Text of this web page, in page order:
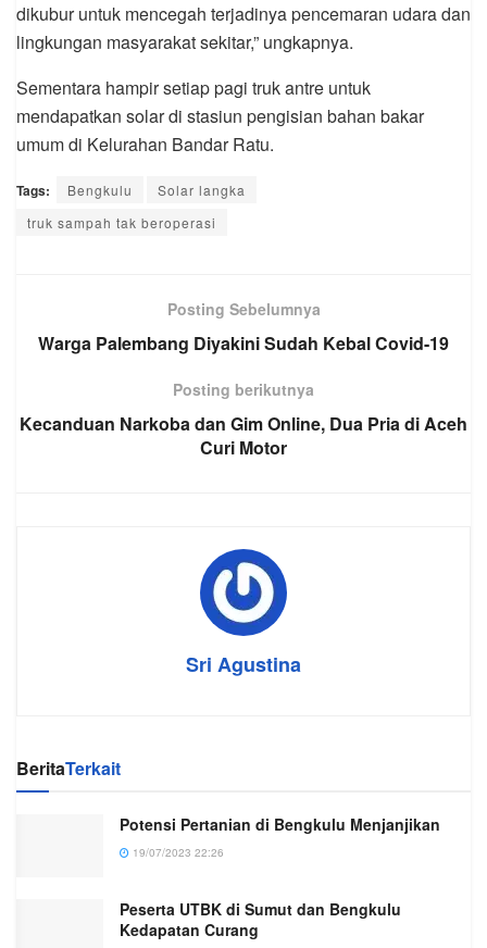
dikubur untuk mencegah terjadinya pencemaran udara dan
lingkungan masyarakat sekitar,” ungkapnya.
Sementara hampir setiap pagi truk antre untuk
mendapatkan solar di stasiun pengisian bahan bakar
umum di Kelurahan Bandar Ratu.
Tags: Bengkulu
Solar langka
truk sampah tak beroperasi
Posting Sebelumnya
Warga Palembang Diyakini Sudah Kebal Covid-19
Posting berikutnya
Kecanduan Narkoba dan Gim Online, Dua Pria di Aceh
Curi Motor
Sri Agustina
BeritaTerkait
Potensi Pertanian di Bengkulu Menjanjikan
19/07/2023 22:26
Peserta UTBK di Sumut dan Bengkulu
Kedapatan Curang